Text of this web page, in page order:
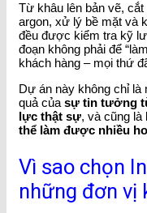
Từ khâu lên bản vẽ,
argon, xử lý bề mặt và
đều được kiểm tra kỹ
đoạn không phải để
khách hàng – mọi thứ
Dự án này không chỉ là
quả của sự tin tưởng
lực thật sự, và cũng là
thể làm được nhiều
Vì sao chọn
những đơn vị